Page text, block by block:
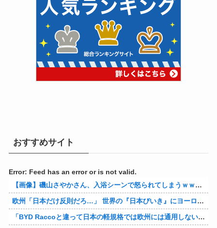
おすすめサイト
Error: Feed has an error or is not valid.
【画像】磯山さやかさん、入浴シーンで怒られてしまうｗｗｗｗｗｗ
欧州「日本だけ反則だろ…」 世界の『日本びいき』にヨーロッパ全土から不満の声
「BYD Raccoと違って日本の軽規格では欧州には通用しない」と自動車系ライターが示唆、だが速攻で反例を提示されて即落ち二コマ状態に……